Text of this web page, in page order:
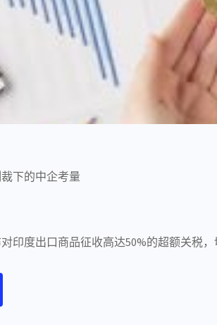
下的中企考量
印度出口商品征收高达50%的超额关税